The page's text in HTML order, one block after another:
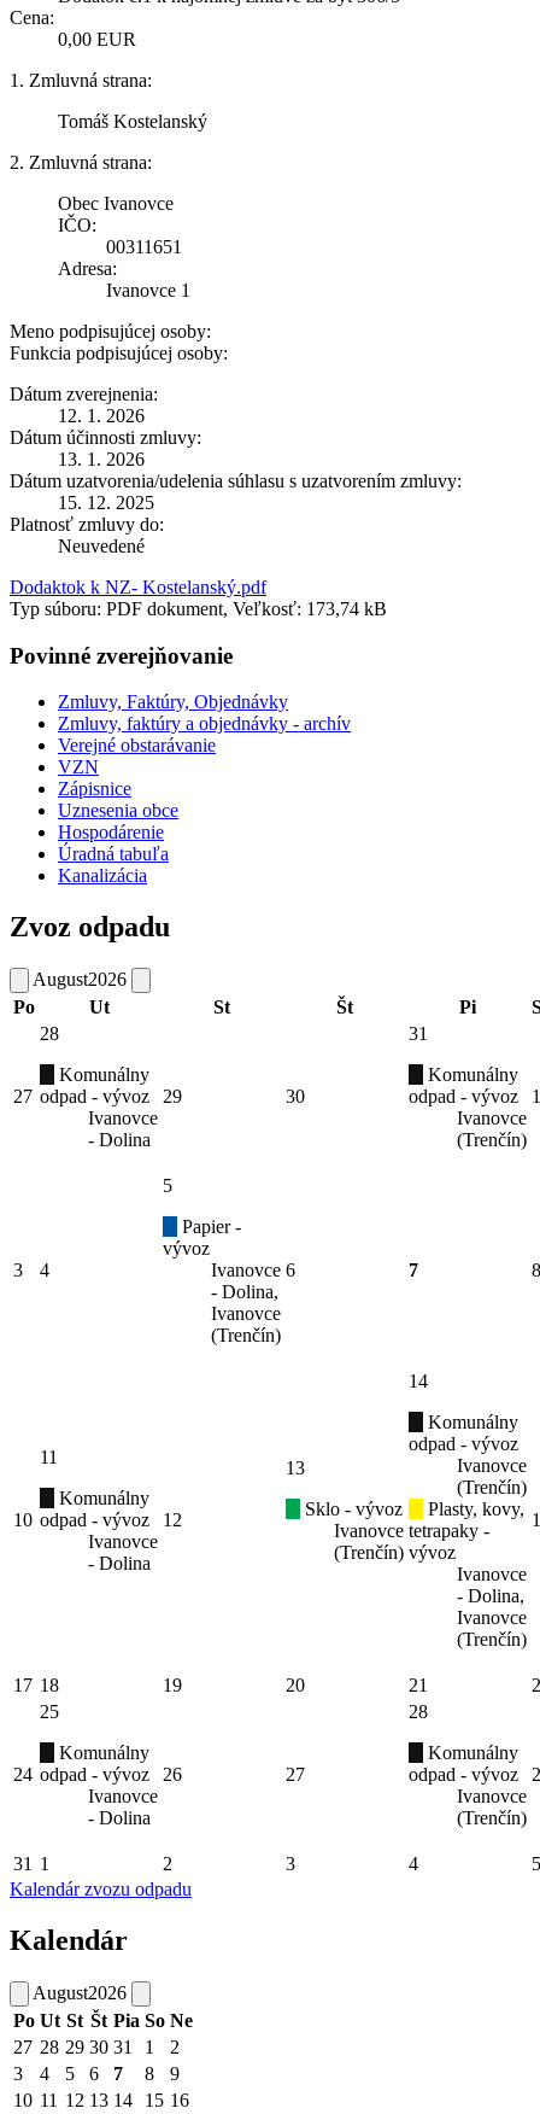
Cena:
0,00 EUR
1. Zmluvná strana:
Tomáš Kostelanský
2. Zmluvná strana:
Obec Ivanovce
IČO:
00311651
Adresa:
Ivanovce 1
Meno podpisujúcej osoby:
Funkcia podpisujúcej osoby:
Dátum zverejnenia:
12. 1. 2026
Dátum účinnosti zmluvy:
13. 1. 2026
Dátum uzatvorenia/udelenia súhlasu s uzatvorením zmluvy:
15. 12. 2025
Platnosť zmluvy do:
Neuvedené
Dodaktok k NZ- Kostelanský.pdf
Typ súboru: PDF dokument, Veľkosť: 173,74 kB
Povinné zverejňovanie
Zmluvy, Faktúry, Objednávky
Zmluvy, faktúry a objednávky - archív
Verejné obstarávanie
VZN
Zápisnice
Uznesenia obce
Hospodárenie
Úradná tabuľa
Kanalizácia
Zvoz odpadu
August2026
Po
Ut St Št Pi
27
28
Komunálny
odpad - vývoz
Ivanovce
- Dolina
29 30
31
Komunálny
odpad - vývoz
Ivanovce
(Trenčín)
1
3 4
5
Papier -
vývoz
Ivanovce
- Dolina,
Ivanovce
(Trenčín)
6 7 8
10
11
Komunálny
odpad - vývoz
Ivanovce
- Dolina
12
13
Sklo - vývoz
Ivanovce
(Trenčín)
14
Komunálny
odpad - vývoz
Ivanovce
(Trenčín)
Plasty, kovy,
tetrapaky -
vývoz
Ivanovce
- Dolina,
Ivanovce
(Trenčín)
17 18 19 20 21
24
25
Komunálny
odpad - vývoz
Ivanovce
- Dolina
26 27
28
Komunálny
odpad - vývoz
Ivanovce
(Trenčín)
31 1 2 3 4
5
Kalendár zvozu odpadu
Kalendár
August2026
Po Ut St Št Pia So Ne
27 28 29 30 31 1
2
3
4 5 6 7 8
9
10 11 12 13 14 15 16